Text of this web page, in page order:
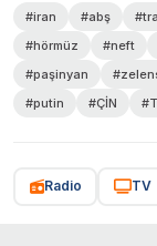
#iran #abş
#hörmüz
#neft
#paşinyan
#putin
#ÇİN
Radio TV